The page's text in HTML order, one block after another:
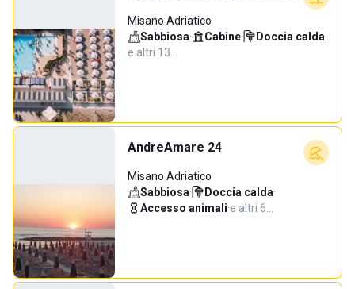
Misano Adriatico
Sabbiosa· Cabine· Doccia calda·
e altri 13…
AndreAmare 24
Misano Adriatico
Sabbiosa· Doccia calda·
Accesso animali·e altri 6…